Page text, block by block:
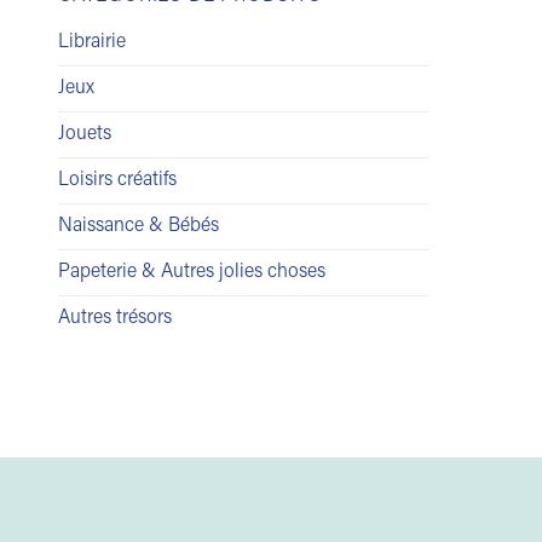
Librairie
Jeux
Jouets
Loisirs créatifs
Naissance & Bébés
Papeterie & Autres jolies choses
Autres trésors